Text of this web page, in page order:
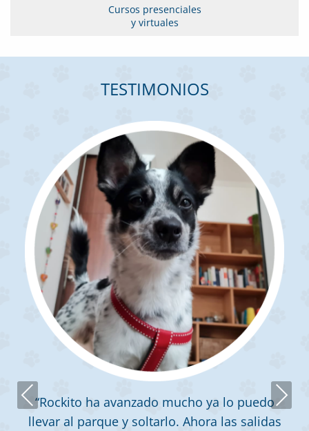
Cursos presenciales
y virtuales
TESTIMONIOS
“Rockito ha avanzado mucho ya lo puedo
llevar al parque y soltarlo. Ahora las salidas
Previous Next